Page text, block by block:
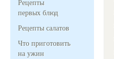
Рецепты
первых блюд
Рецепты салатов
Что приготовить
на ужин